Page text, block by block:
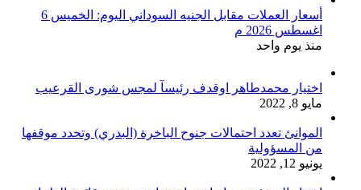
أسعار العملات مقابل الجنيه السوداني اليوم: الخميس 6
اغسطس 2026 م
منذ يوم واحد
اختيار محمدطاهر اوقدف رئيسآ لمجس شورى القرعيب
مايو 8, 2022
الموانئ تعدد احتمالات جنوح الباخرة (البدري) وتحدد موقفها
من المسؤولية
يونيو 12, 2022